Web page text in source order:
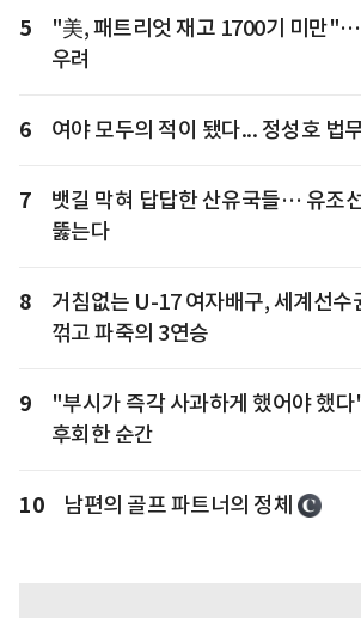
5
"美, 패트리엇 재고 1700기 미만"…
우려
6 여야 모두의 적이 됐다... 정성호 법
7
뱃길 막혀 답답한 산유국들… 유조
뚫는다
8
거침없는 U-17 여자배구, 세계선수
꺾고 파죽의 3연승
9
"부시가 즉각 사과하게 했어야 했
후회한 순간
10 남편의 골프 파트너의 정체